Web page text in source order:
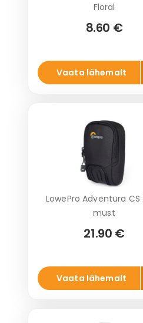
Floral
8.60 €
Vaata lähemalt
LowePro Adventura CS
must
21.90 €
Vaata lähemalt